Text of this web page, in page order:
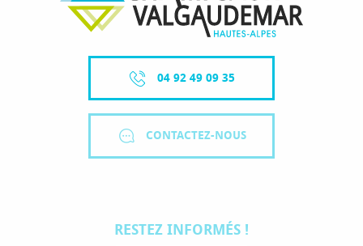
04 92 49 09 35
CONTACTEZ-NOUS
RESTEZ INFORMÉS !